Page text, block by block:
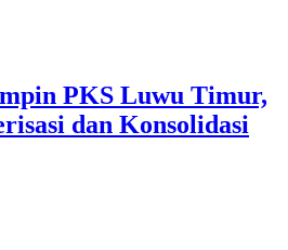
PKS Luwu Timur,
dan Konsolidasi